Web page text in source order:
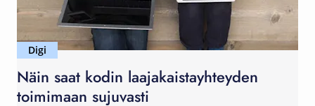
Digi
Näin saat kodin laajakaistayhteyden
toimimaan sujuvasti